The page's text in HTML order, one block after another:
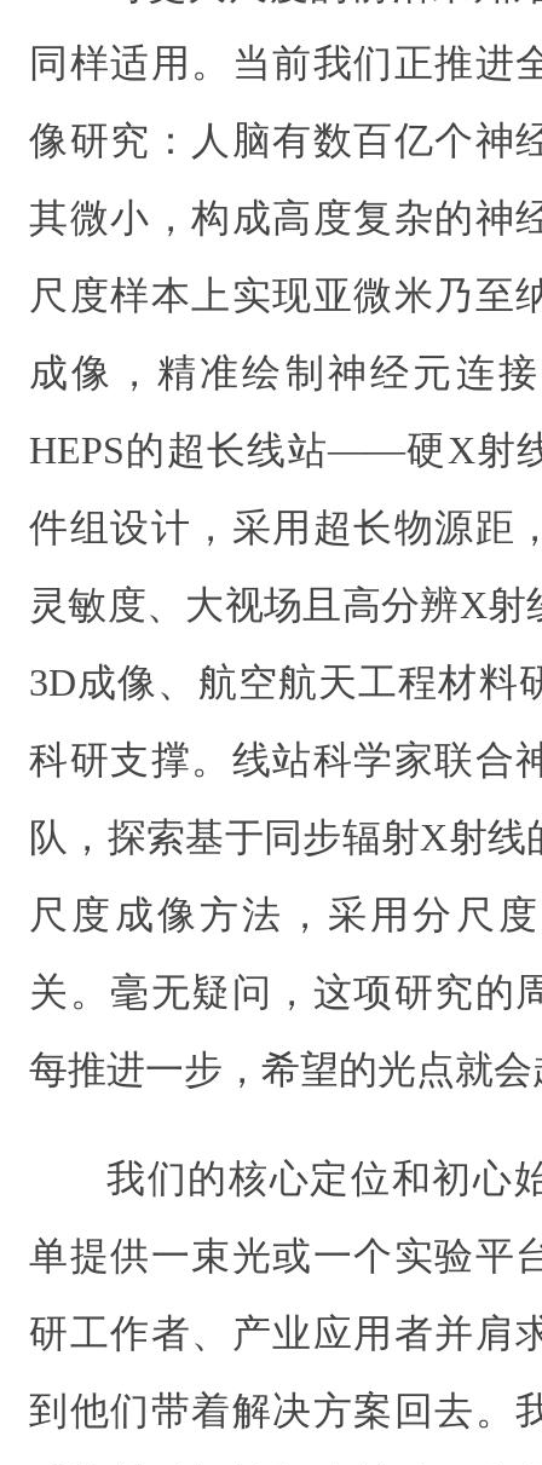
同样适用。当前我们正推进
像研究：人脑有数百亿个神
其微小，构成高度复杂的神
尺度样本上实现亚微米乃至
成像，精准绘制神经元连
HEPS的超长线站——硬X射
件组设计，采用超长物源距
灵敏度、大视场且高分辨X
3D成像、航空航天工程材料
科研支撑。线站科学家联合
队，探索基于同步辐射X射
尺度成像方法，采用分尺
关。毫无疑问，这项研究的
每推进一步，希望的光点就
我们的核心定位和初心
单提供一束光或一个实验平
研工作者、产业应用者并肩
到他们带着解决方案回去。